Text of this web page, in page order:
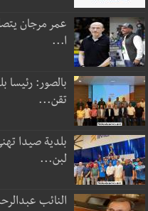
عمر مرجان
ا...
بالصور: رئيسا
تقن...
بلدية صيدا
لبن...
النائب